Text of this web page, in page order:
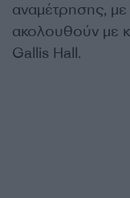
αναμέτρησης,
ακολουθούν με
Gallis Hall.